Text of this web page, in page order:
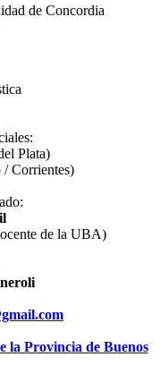
de Concordia
Plata)
/ Corrientes)
de la UBA)
la Provincia de Buenos